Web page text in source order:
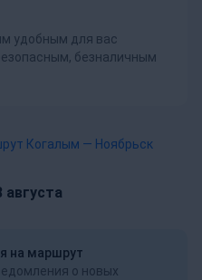
удобным для вас
безналичным
Когалым — Ноябрьск
на маршрут
о новых